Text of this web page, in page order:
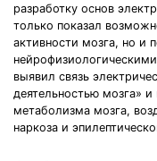
разработку основ
только показал
активности мозга, но и
выявил связь
деятельностью мозга»
метаболизма мозга,
наркоза и